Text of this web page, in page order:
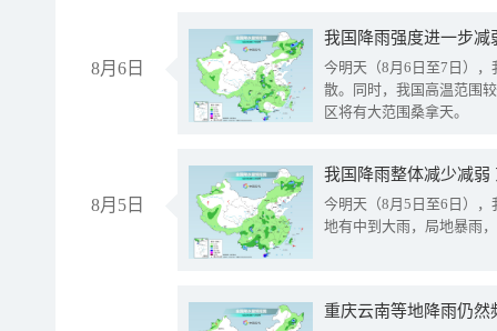
8月6日
今明天（8月6日至7日）
散。同时，我国高温范围
区将有大范围桑拿天。
8月5日
我国降雨整体减少减弱
今明天（8月5日至6日）
地有中到大雨，局地暴雨
重庆云南等地降雨仍然